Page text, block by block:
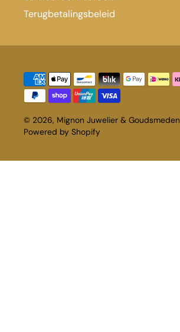
Terugbetalingsbeleid
© 2026, Mignon Juwelier & Goudsmeden
Powered by Shopify